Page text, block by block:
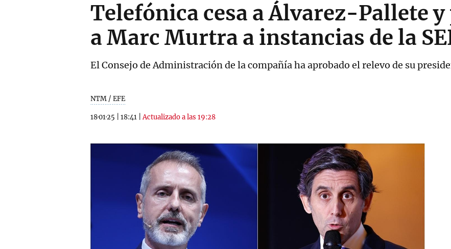
Telefónica cesa a Álvarez-Pallete
a Marc Murtra a instancias de la
El Consejo de Administración de la compañía ha aprobado el relevo de su
NTM / EFE
18·01·25 18:41 |Actualizado a las 19:28